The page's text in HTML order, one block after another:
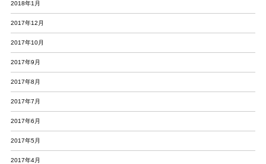
2018年1月
2017年12月
2017年10月
2017年9月
2017年8月
2017年7月
2017年6月
2017年5月
2017年4月